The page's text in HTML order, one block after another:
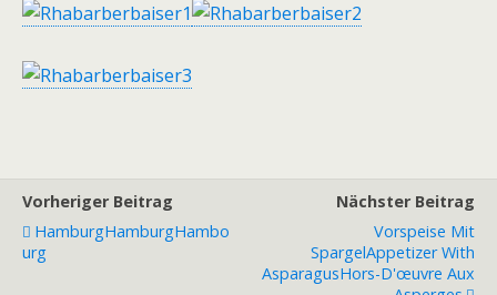
Vorheriger Beitrag
HamburgHamburgHambo
Urg
Nächster Beitrag
Vorspeise Mit
SpargelAppetizer With
AsparagusHors-D'œuvre Aux